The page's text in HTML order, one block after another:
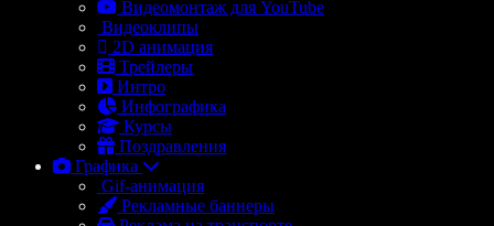
Видеомонтаж для YouTube
Видеоклипы
2D анимация
Трейлеры
Интро
Инфографика
Курсы
Поздравления
Графика
Gif-анимация
Рекламные баннеры